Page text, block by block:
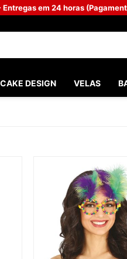
Entregas em 24 horas
DESIGN VELAS